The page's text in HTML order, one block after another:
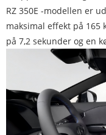
RZ 350E -modellen er
maksimal effekt på 165
på 7,2 sekunder og en